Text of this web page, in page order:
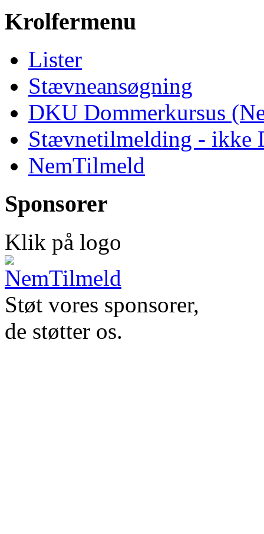
Krolfermenu
Lister
Stævneansøgning
DKU Dommerkursus
Stævnetilmelding - ikke
NemTilmeld
Sponsorer
Klik på logo
Støt vores sponsorer,
de støtter os.